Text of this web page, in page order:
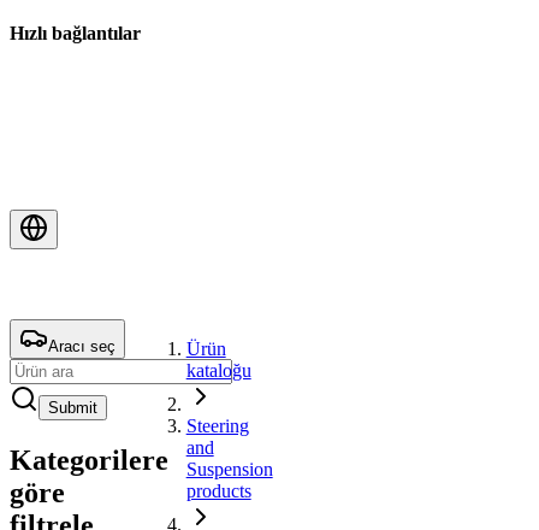
Hızlı bağlantılar
Aracı seç
Submit
Kategorilere
göre
Ürün
kataloğu
Steering
and
Suspension
products